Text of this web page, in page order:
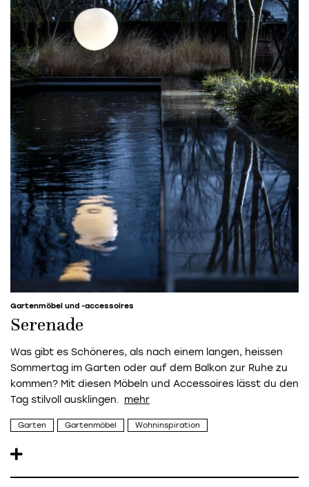
Gartenmöbel und -accessoires
Serenade
Was gibt es Schöneres, als nach einem langen, heissen
Sommertag im Garten oder auf dem Balkon zur Ruhe zu
kommen? Mit diesen Möbeln und Accessoires lässt du den
Tag stilvoll ausklingen.
Garten Gartenmöbel Wohninspiration